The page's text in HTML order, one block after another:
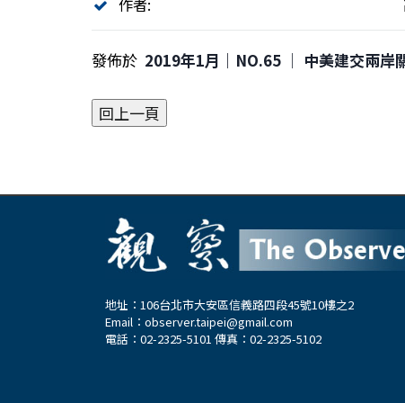
發佈於 2019年1月｜NO.65 │ 中美建交兩岸
地址：106台北市大安區信義路四段45號10樓之2
Email： observer.taipei@gmail.com
電話：02-2325-5101 傳真：02-2325-5102